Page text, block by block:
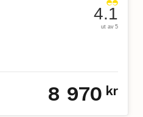
4.1
ut av 5
8 970 kr